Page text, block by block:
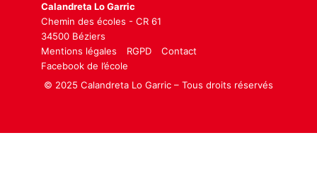
Calandreta Lo Garric
Chemin des écoles - CR 61
34500 Béziers
Mentions légales
RGPD
Contact
Facebook de l’école
© 2025 Calandreta Lo Garric – Tous droits réservés